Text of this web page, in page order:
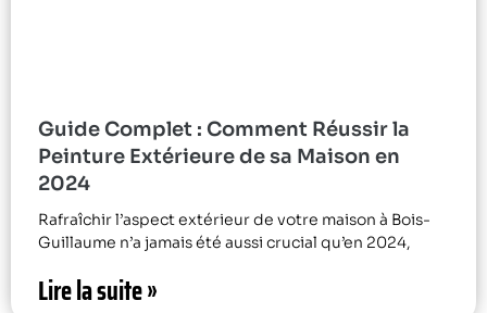
Guide Complet : Comment Réussir la
Peinture Extérieure de sa Maison en
2024
Rafraîchir l’aspect extérieur de votre maison à Bois-
Guillaume n’a jamais été aussi crucial qu’en 2024,
Lire la suite »